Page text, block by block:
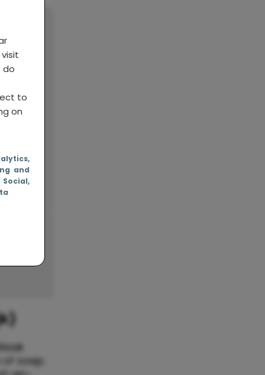
do
to
on
,
and
Social,
soep.